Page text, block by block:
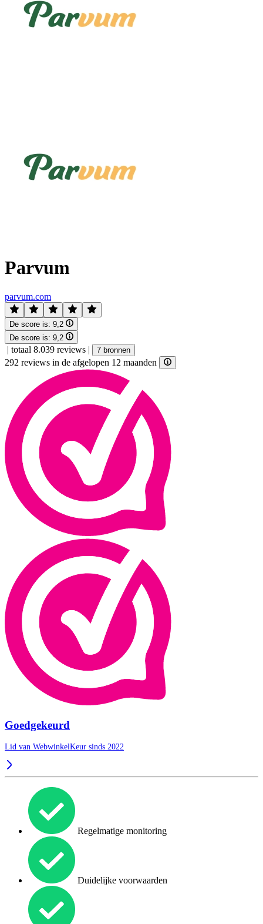
Parvum
parvum.com
De score is: 9,2
De score is: 9,2
| totaal 8.039 reviews | 7 bronnen
292 reviews in de afgelopen 12 maanden
Goedgekeurd
Lid van WebwinkelKeur sinds 2022
Regelmatige monitoring
Duidelijke voorwaarden